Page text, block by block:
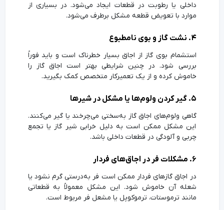
داخلی یا رطوبت در قطعات ایجاد می‌شود. در بسیاری از
موارد با تعویض قطعه مشکل برطرف می‌شود.
۴. نشت گاز و بوی نامطبوع
استشمام بوی گاز از اجاق بسیار خطرناک است و باید فوراً
بررسی شود. در چنین شرایطی بهتر است اجاق گاز را
خاموش کرده و از یک تعمیرکار متخصص کمک بگیرید.
۵. گیر کردن ولوم‌ها یا مشکل در شیرها
گاهی ولوم‌های اجاق گاز به‌سختی می‌چرخند یا گیر می‌کنند.
این مشکل ممکن است به دلیل خرابی شیر گاز یا تجمع
چربی و آلودگی در قطعات داخلی باشد.
۶. مشکلات فر در اجاق‌های فردار
در اجاق گازهای فردار ممکن است فر به‌درستی گرم نشود یا
شعله آن خاموش شود. این مشکل معمولاً به قطعاتی
مانند ترموستات، ترموکوپل یا مشعل فر مربوط است.